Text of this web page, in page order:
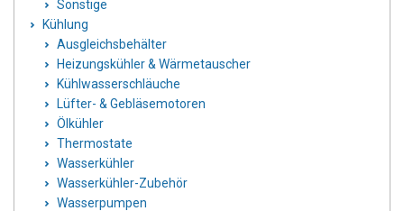
Sonstige
Kühlung
Ausgleichsbehälter
Heizungskühler & Wärmetauscher
Kühlwasserschläuche
Lüfter- & Gebläsemotoren
Ölkühler
Thermostate
Wasserkühler
Wasserkühler-Zubehör
Wasserpumpen